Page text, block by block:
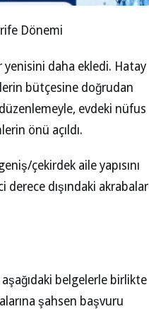
Dönemi
daha ekledi. Hatay
bütçesine doğrudan
evdeki nüfus
önü açıldı.
çekirdek aile yapısını
derece dışındaki akrabalar
belgelerle birlikte
şahsen başvuru